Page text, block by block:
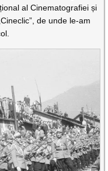
al Cinematografiei și
de unde le-am